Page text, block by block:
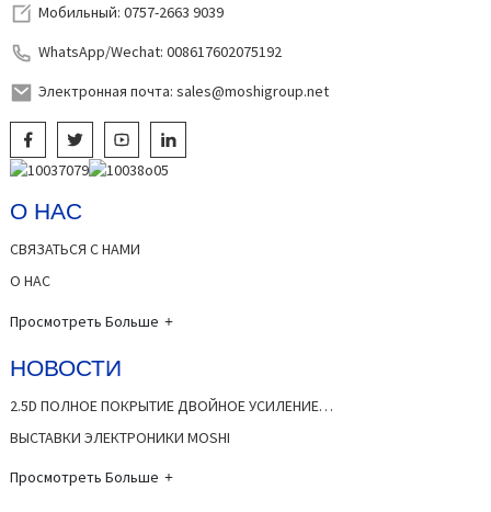
Мобильный: 0757-2663 9039
WhatsApp/Wechat: 008617602075192
Электронная почта: sales@moshigroup.net
О НАС
СВЯЗАТЬСЯ С НАМИ
О НАС
Просмотреть Больше
НОВОСТИ
2.5D ПОЛНОЕ ПОКРЫТИЕ ДВОЙНОЕ УСИЛЕНИЕ…
ВЫСТАВКИ ЭЛЕКТРОНИКИ MOSHI
Просмотреть Больше